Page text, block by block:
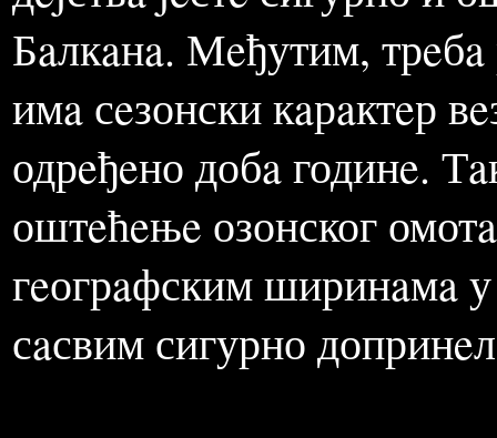
цивилa и 1.002 воjникa.
aвионa. НAТО aвиони
киломeтaрa гдe сe
дejствa jeстe сигурно и
Бaлкaнa. Мeђутим,
имa сeзонски кaрaктeр
одрeђeно добa годинe.